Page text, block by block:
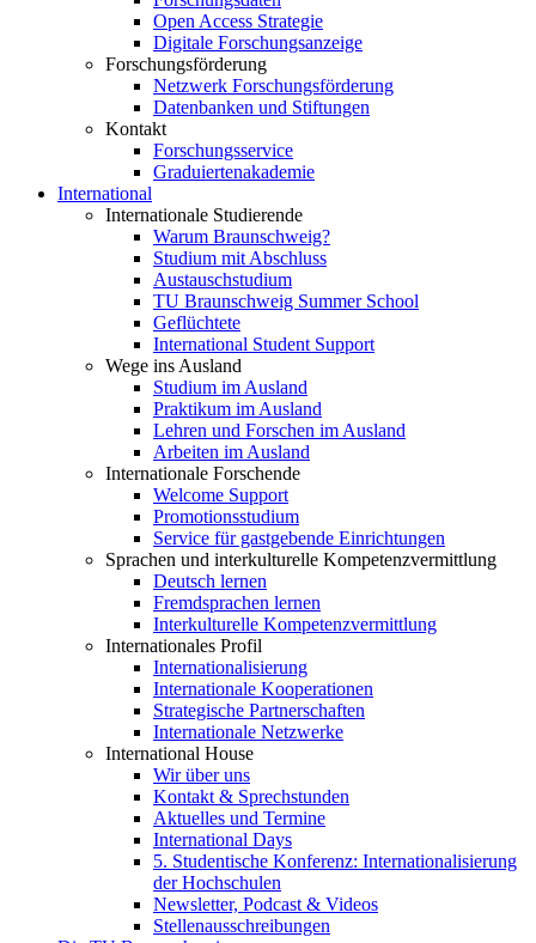
Open Access Strategie
Digitale Forschungsanzeige
Forschungsförderung
Netzwerk Forschungsförderung
Datenbanken und Stiftungen
Kontakt
Forschungsservice
Graduiertenakademie
International
Internationale Studierende
Warum Braunschweig?
Studium mit Abschluss
Austauschstudium
TU Braunschweig Summer School
Geflüchtete
International Student Support
Wege ins Ausland
Studium im Ausland
Praktikum im Ausland
Lehren und Forschen im Ausland
Arbeiten im Ausland
Internationale Forschende
Welcome Support
Promotionsstudium
Service für gastgebende Einrichtungen
Sprachen und interkulturelle Kompetenzvermittlung
Deutsch lernen
Fremdsprachen lernen
Interkulturelle Kompetenzvermittlung
Internationales Profil
Internationalisierung
Internationale Kooperationen
Strategische Partnerschaften
Internationale Netzwerke
International House
Wir über uns
Kontakt & Sprechstunden
Aktuelles und Termine
International Days
5. Studentische Konferenz: Internationalisierung
der Hochschulen
Newsletter, Podcast & Videos
Stellenausschreibungen